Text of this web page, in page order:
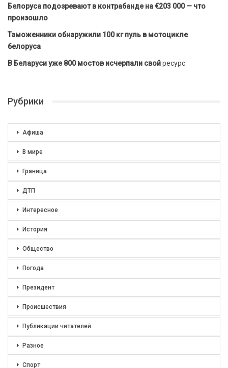
Белоруса подозревают в контрабанде на €203 000 — что
произошло
Таможенники обнаружили 100 кг пуль в мотоцикле
белоруса
В Беларуси уже 800 мостов исчерпали свойресурс
Рубрики
Афиша
В мире
Граница
ДТП
Интересное
История
Общество
Погода
Президент
Происшествия
Публикации читателей
Разное
Спорт